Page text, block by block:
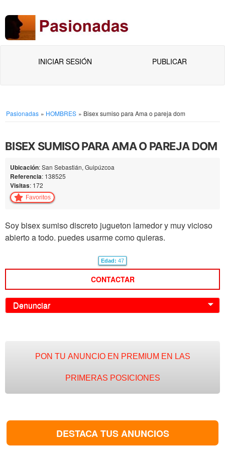
INICIAR SESIÓN PUBLICAR
Pasionadas » HOMBRES » Bisex sumiso para Ama o pareja dom
BISEX SUMISO PARA AMA O PAREJA DOM
Ubicación: San Sebastián, Guipúzcoa
Referencia: 138525
Visitas: 172
Favoritos
Soy bisex sumiso discreto jugueton lamedor y muy vicioso
abierto a todo. puedes usarme como quieras.
Edad: 47
CONTACTAR
Denunciar 0
PON TU ANUNCIO EN PREMIUM EN LAS
PRIMERAS POSICIONES
DESTACA TUS ANUNCIOS